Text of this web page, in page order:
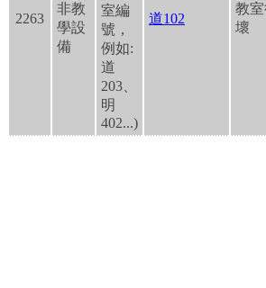
2263
非教
學設
備
室編
號，
例如:
道
203、
明
402...)
道102
教
壞